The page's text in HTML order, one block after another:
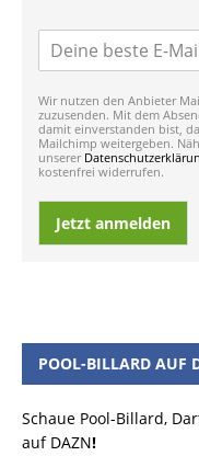
Wir nutzen den Anbieter
zuzusenden. Mit dem
damit einverstanden bist,
Mailchimp weitergeben.
unserer
kostenfrei widerrufen.
Jetzt anmelden
POOL-BILLARD AUF
Schaue Pool-Billard,
auf DAZN!